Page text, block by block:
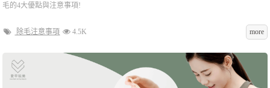
毛的4大優點與注意事項!
除毛注意事項 4.5K more